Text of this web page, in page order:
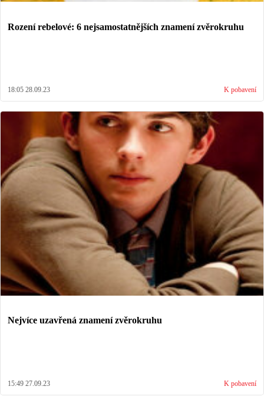
Rození rebelové: 6 nejsamostatnějších znamení zvěrokruhu
18:05 28.09.23 K pobavení
Nejvíce uzavřená znamení zvěrokruhu
15:49 27.09.23 K pobavení